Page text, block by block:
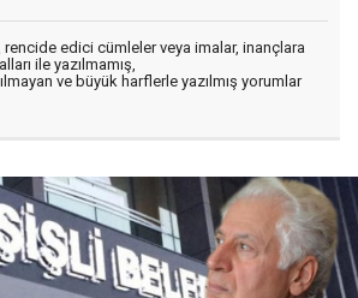
rencide edici cümleler veya imalar, inançlara
ile yazılmamış,
ve büyük harflerle yazılmış yorumlar